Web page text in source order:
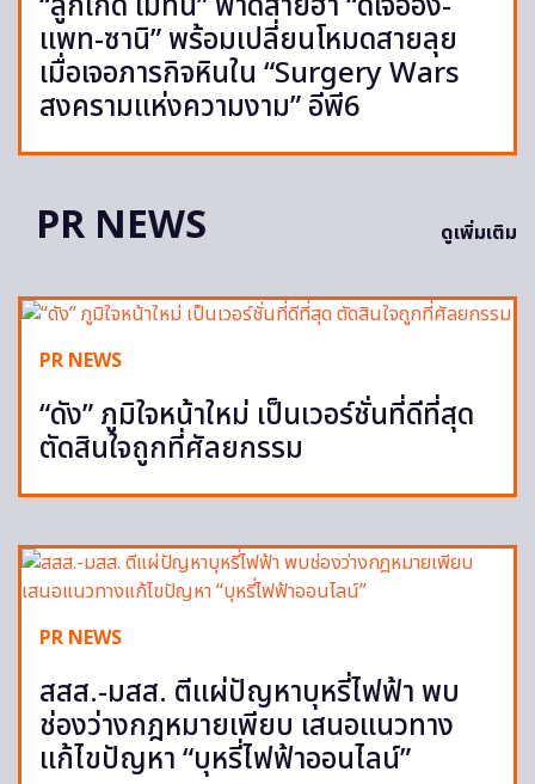
แพท-ซานิ” พร้อมเปลี่ยนโหมดสายลุย
เมื่อเจอภารกิจหินใน “Surgery Wars
สงครามแห่งความงาม” อีพี6
PR NEWS ดูเพิ่มเติม
PR NEWS
“ดัง” ภูมิใจหน้าใหม่ เป็นเวอร์ชั่นที่ดีที่สุด
ตัดสินใจถูกที่ศัลยกรรม
PR NEWS
สสส.-มสส. ตีแผ่ปัญหาบุหรี่ไฟฟ้า พบ
ช่องว่างกฎหมายเพียบ เสนอแนวทาง
แก้ไขปัญหา “บุหรี่ไฟฟ้าออนไลน์”